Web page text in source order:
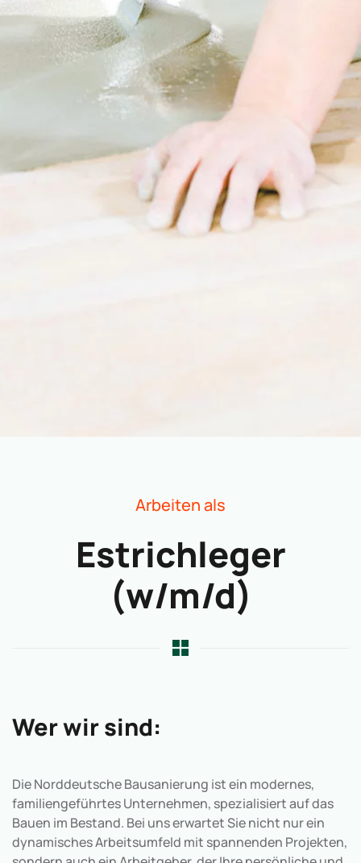
Arbeiten als
Estrichleger
(w/m/d)
Wer wir sind:
Die Norddeutsche Bausanierung ist ein modernes,
familiengeführtes Unternehmen, spezialisiert auf das
Bauen im Bestand. Bei uns erwartet Sie nicht nur ein
dynamisches Arbeitsumfeld mit spannenden Projekten,